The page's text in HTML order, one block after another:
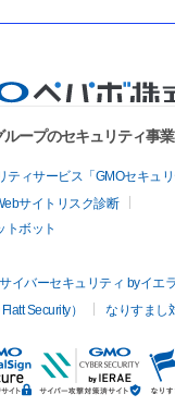
ープのセキュリティ事
ィサービス「GMOセキュリ
サイトリスク診断
トボット
イバーセキュリティ byイエラ
Security）
なりすまし